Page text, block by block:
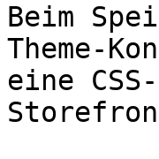
Beim
Theme-
eine